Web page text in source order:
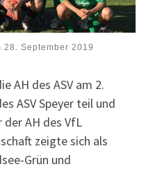
28. September 2019
AH des ASV am 2.
ASV Speyer teil und
der AH des VfL
zeigte sich als
Grün und